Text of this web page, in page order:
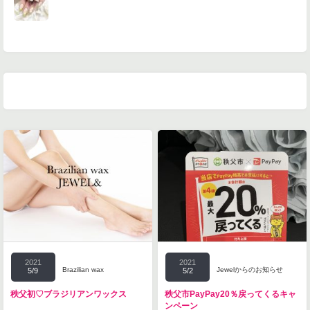
2021
5/9
Brazilian wax
秩父初♡ブラジリアンワックス
2021
5/2
Jewelからのお知らせ
秩父市PayPay20％戻ってくるキャ
ンペーン